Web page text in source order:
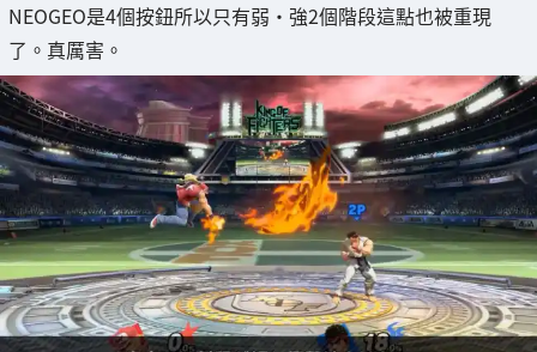
NEOGEO是4個按鈕所以只有弱・強2個階段這點也被重現
了。真厲害。